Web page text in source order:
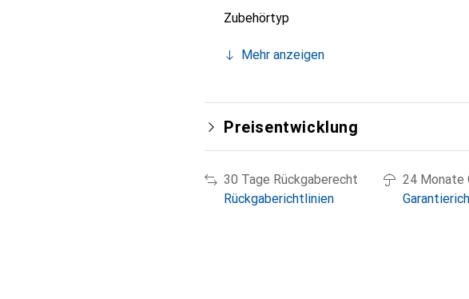
Zubehörtyp
Mehr anzeigen
Preisentwicklung
30 Tage Rückgaberecht
Rückgaberichtlinien
24 Monate